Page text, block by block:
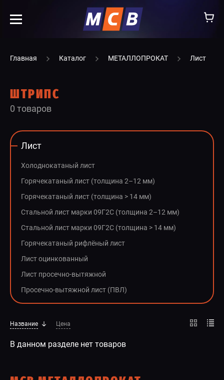
КАТАЛОГ
УСЛУГИ
КОНТАКТЫ
СПЕЦПРЕДЛОЖЕНИЕ
Главная Каталог МЕТАЛЛОПРОКАТ Лист
ШТРИПС
0 товаров
Лист
Холоднокатаный лист
Горячекатаный лист (толщина 2–12 мм)
Горячекатаный лист (толщина > 14 мм)
Стальной лист марки 09Г2С (толщина 2–12 мм)
Стальной лист марки 09Г2С (толщина > 14 мм)
Горячекатаный рифлёный лист
Лист оцинкованный
Лист просечно-вытяжной
Просечно-вытяжной лист (ПВЛ)
Название Цена
В данном разделе нет товаров